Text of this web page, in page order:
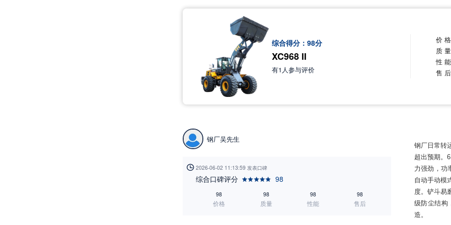
综合得分：98分
XC968 II
有1 人参与评价
价
质
性
售
钢厂吴先生
 2026-06-02 11:13:59 发表口碑
综合口碑评分 98
98
价格
98
质量
98
性能
98
售后
钢厂日常转
超出预期。
力强劲，功
自动手动模
度。铲斗易
级防尘结构
造。